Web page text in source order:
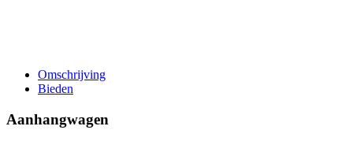
Omschrijving
Bieden
Aanhangwagen